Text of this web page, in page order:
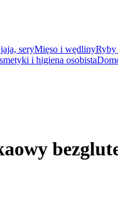
seryMięso i wędlinyRyby
i higiena osobista